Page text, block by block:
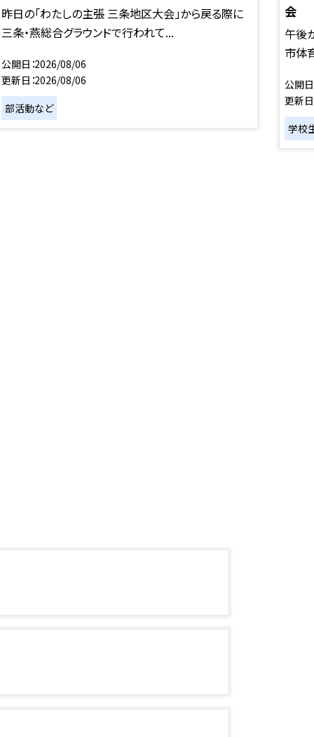
昨日の「わたしの主張 三条地区大会」から戻る際に
三条・燕総合グラウンドで行われて...
公開日 2026/08/06
更新日 2026/08/06
部活動など
会
午後
市体
公開日
更新日
学校